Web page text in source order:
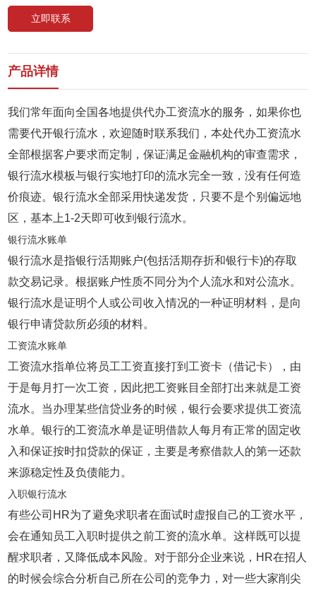
立即联系
产品详情
我们常年面向全国各地提供代办工资流水的服务，如果你也
需要代开银行流水，欢迎随时联系我们，本处代办工资流水
全部根据客户要求而定制，保证满足金融机构的审查需求，
银行流水模板与银行实地打印的流水完全一致，没有任何造
价痕迹。银行流水全部采用快递发货，只要不是个别偏远地
区，基本上1-2天即可收到银行流水。
银行流水账单
银行流水是指银行活期账户(包括活期存折和银行卡)的存取
款交易记录。根据账户性质不同分为个人流水和对公流水。
银行流水是证明个人或公司收入情况的一种证明材料，是向
银行申请贷款所必须的材料。
工资流水账单
工资流水指单位将员工工资直接打到工资卡（借记卡），由
于是每月打一次工资，因此把工资账目全部打出来就是工资
流水。当办理某些信贷业务的时候，银行会要求提供工资流
水单。银行的工资流水单是证明借款人每月有正常的固定收
入和保证按时扣贷款的保证，主要是考察借款人的第一还款
来源稳定性及负债能力。
入职银行流水
有些公司HR为了避免求职者在面试时虚报自己的工资水平，
会在通知员工入职时提供之前工资的流水单。这样既可以提
醒求职者，又降低成本风险。对于部分企业来说，HR在招人
的时候会综合分析自己所在公司的竞争力，对一些大家削尖